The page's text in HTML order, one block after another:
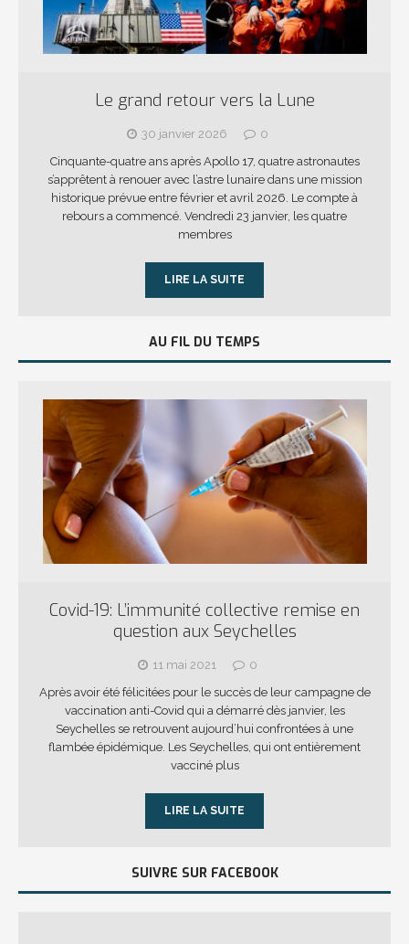
Le grand retour vers la Lune
30 janvier 2026
0
Cinquante-quatre ans après Apollo 17, quatre astronautes
s’apprêtent à renouer avec l’astre lunaire dans une mission
historique prévue entre février et avril 2026. Le compte à
rebours a commencé. Vendredi 23 janvier, les quatre
membres
LIRE LA SUITE
AU FIL DU TEMPS
Covid-19: L’immunité collective remise en
question aux Seychelles
11 mai 2021
0
Après avoir été félicitées pour le succès de leur campagne de
vaccination anti-Covid qui a démarré dès janvier, les
Seychelles se retrouvent aujourd’hui confrontées à une
flambée épidémique. Les Seychelles, qui ont entièrement
vacciné plus
LIRE LA SUITE
SUIVRE SUR FACEBOOK